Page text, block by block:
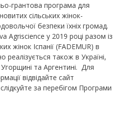
грантова програма для
сільських жінок-
безпеки їхніх громад.
Agriscience у 2019 році разом із
жінок Іспанії (FADEMUR) в
реалізується також в Україні,
Угорщині та Аргентині. Для
відвідайте сайт
за перебігом Програми